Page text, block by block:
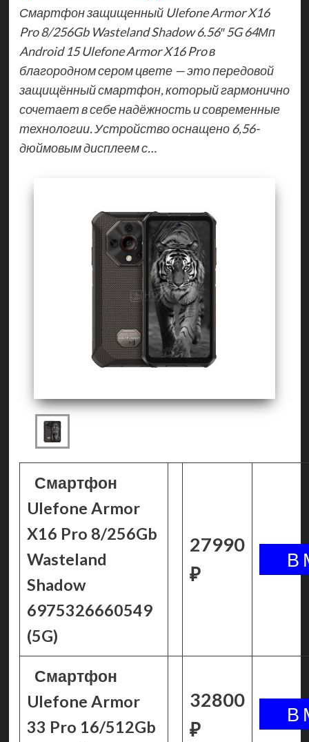
Смартфон защищенный Ulefone Armor X16
Pro 8/256Gb Wasteland Shadow 6.56″ 5G 64Мп
Android 15 Ulefone Armor X16 Pro в
благородном сером цвете — это передовой
защищённый смартфон, который гармонично
сочетает в себе надёжность и современные
технологии. Устройство оснащено 6,56-
дюймовым дисплеем с…
Смартфон
Ulefone Armor
X16 Pro 8/256Gb
Wasteland
Shadow
6975326660549
(5G)
27990
₽
Смартфон
Ulefone Armor
33 Pro 16/512Gb
32800
₽